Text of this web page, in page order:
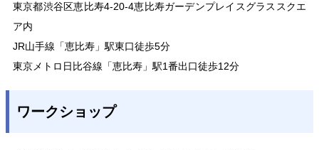
東京都渋谷区恵比寿4-20-4恵比寿ガーデンプレイスグラススクエ
ア内
JR山手線「恵比寿」駅東口徒歩5分
東京メトロ日比谷線「恵比寿」駅1番出口徒歩12分
ワークショップ